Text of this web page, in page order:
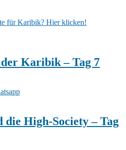
für Karibik? Hier klicken!
Karibik – Tag 7
die High-Society – Tag